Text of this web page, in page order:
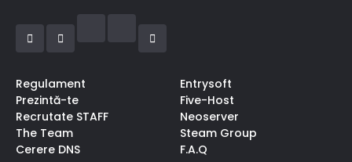
Regulament
Prezintă-te
Recrutate STAFF
The Team
Cerere DNS
Entrysoft
Five-Host
Neoserver
Steam Group
F.A.Q